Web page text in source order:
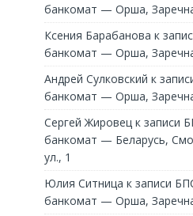
банкомат — Орша,
Ксения Барабанова к
банкомат — Орша,
Андрей Сулковский к
банкомат — Орша,
Сергей Жировец к записи
банкомат — Беларусь,
ул., 1
Юлия Ситница к записи
банкомат — Орша,